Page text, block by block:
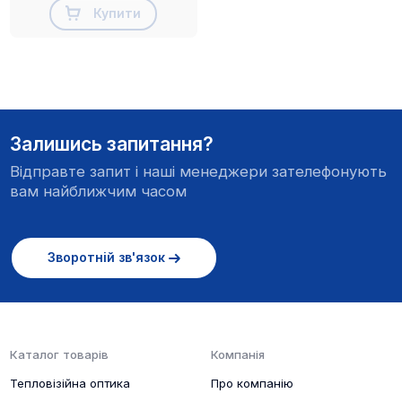
- акумулятор 18650 (2 шт)
- зарядний пристрій
- керівництво користувача
Купити
Залишись запитання?
Відправте запит і наші менеджери зателефонують
вам найближчим часом
Зворотній зв'язок
Каталог товарів
Тепловізійна оптика
Компанія
Про компанію